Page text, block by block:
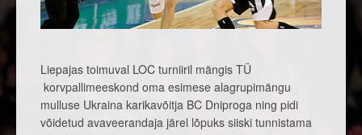
Liepajas toimuval LOC turniiril mängis TÜ
korvpallimeeskond oma esimese alagrupimängu
mulluse Ukraina karikavõitja BC Dniproga ning pidi
võidetud avaveerandaja järel lõpuks siiski tunnistama